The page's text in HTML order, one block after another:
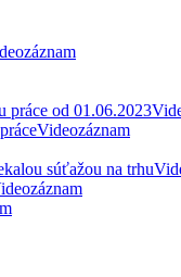
práce od 01.06.2023
Videozáznam
súťažou na trhu